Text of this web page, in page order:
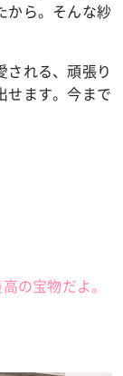
から。そんな紗
される、頑張り
せます。今まで
の宝物だよ。